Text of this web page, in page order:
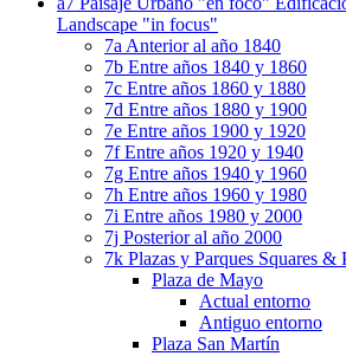
Landscape "in focus"
7a Anterior al año 1840
7b Entre años 1840 y 1860
7c Entre años 1860 y 1880
7d Entre años 1880 y 1900
7e Entre años 1900 y 1920
7f Entre años 1920 y 1940
7g Entre años 1940 y 1960
7h Entre años 1960 y 1980
7i Entre años 1980 y 2000
7j Posterior al año 2000
7k Plazas y Parques Squares &
Plaza de Mayo
Actual entorno
Antiguo entorno
Plaza San Martín